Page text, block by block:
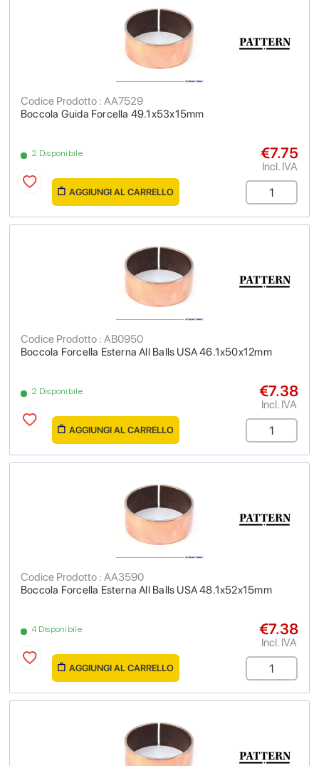
Boccola Guida Forcella 49.1x53x15mm
Codice Prodotto : AA7529
2 Disponibile €7.75
Incl. IVA
AGGIUNGI AL CARRELLO
Boccola Forcella Esterna All Balls USA 46.1x50x12mm
Codice Prodotto : AB0950
2 Disponibile €7.38
Incl. IVA
AGGIUNGI AL CARRELLO
Boccola Forcella Esterna All Balls USA 48.1x52x15mm
Codice Prodotto : AA3590
4 Disponibile €7.38
Incl. IVA
AGGIUNGI AL CARRELLO